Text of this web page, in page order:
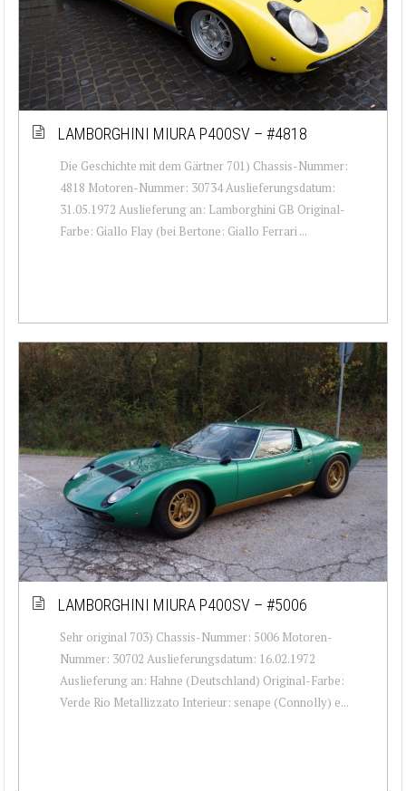
LAMBORGHINI MIURA P400SV – #4818
Die Geschichte mit dem Gärtner 701) Chassis-Nummer:
4818 Motoren-Nummer: 30734 Auslieferungsdatum:
31.05.1972 Auslieferung an: Lamborghini GB Original-
Farbe: Giallo Flay (bei Bertone: Giallo Ferrari ...
LAMBORGHINI MIURA P400SV – #5006
Sehr original 703) Chassis-Nummer: 5006 Motoren-
Nummer: 30702 Auslieferungsdatum: 16.02.1972
Auslieferung an: Hahne (Deutschland) Original-Farbe:
Verde Rio Metallizzato Interieur: senape (Connolly) e...